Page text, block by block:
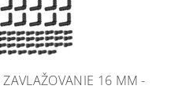
16 MM -